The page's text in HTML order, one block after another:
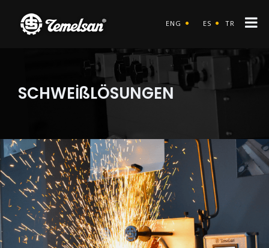
ENG ES TR
SCHWEİßLÖSUNGEN